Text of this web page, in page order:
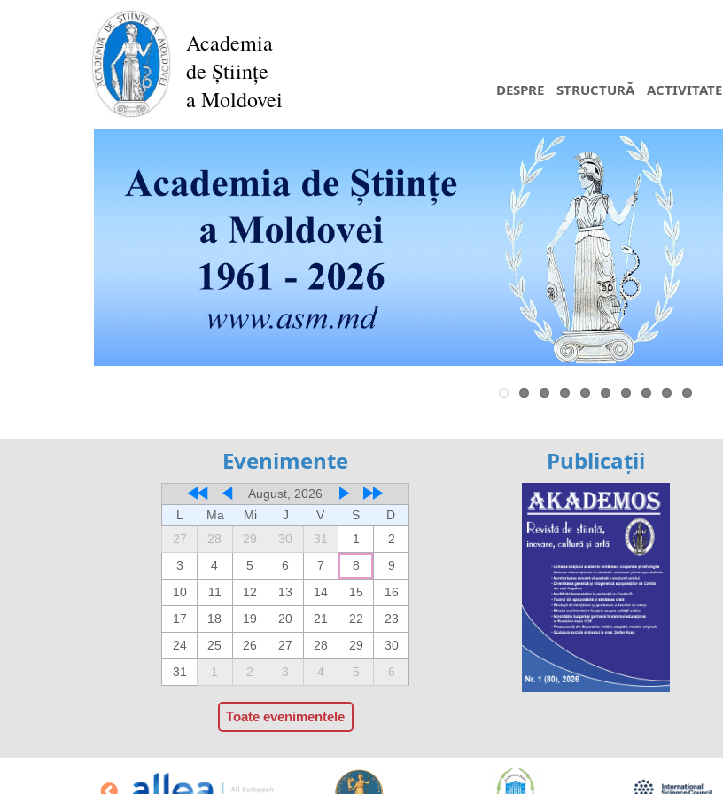
Academia
de Științe
a Moldovei
DESPRE STRUCTURĂ ACTIVITATE
Evenimente
August, 2026
L
Ma Mi J V S
D
27
28 29 30 31 1
2
3
4 5 6 7 8
9
10
11 12 13 14 15
16
17
18 19 20 21 22
23
24
25 26 27 28 29
30
31
1 2 3 4 5 6
Toate evenimentele
Publicații